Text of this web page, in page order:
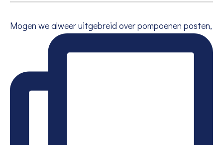
Mogen we alweer uitgebreid over pompoenen posten,